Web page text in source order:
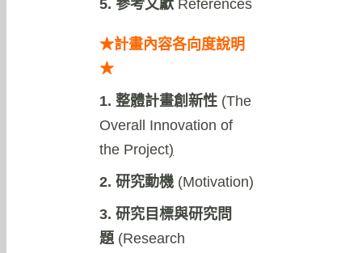
5. 參考文獻 References
★計畫內容各向度說明
★
1. 整體計畫創新性 (The
Overall Innovation of
the Project)
2. 研究動機 (Motivation)
3. 研究目標與研究問
題 (Research